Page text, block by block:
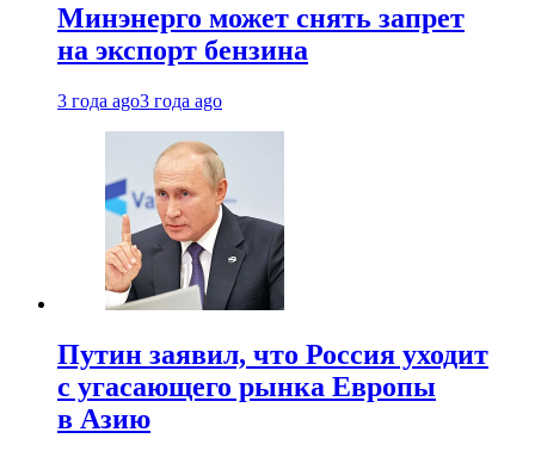
Минэнерго может снять запрет
на экспорт бензина
3 года ago3 года ago
Путин заявил, что Россия уходит
с угасающего рынка Европы
в Азию